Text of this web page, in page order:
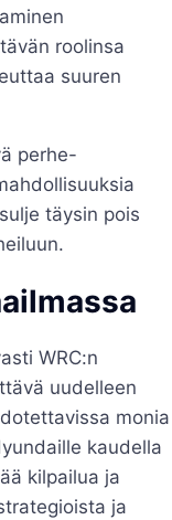
roolinsa
suuren
perhe-
täysin pois
WRC:n
uudelleen
monia
kaudella
kilpailua ja
ja